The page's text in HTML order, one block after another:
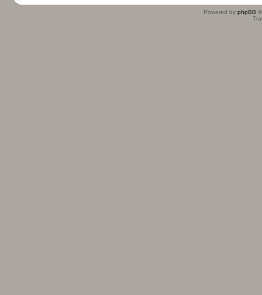
Powered by phpBB